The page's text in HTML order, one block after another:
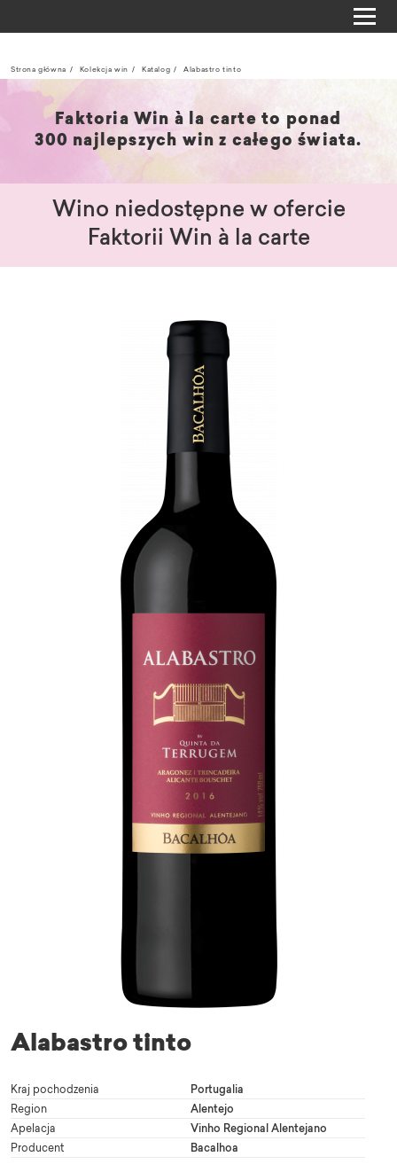
Strona główna Kolekcja win Katalog Alabastro tinto
Faktoria Win à la carte to ponad
300 najlepszych win z całego świata.
Wino niedostępne w ofercie
Faktorii Win à la carte
Alabastro tinto
Kraj pochodzenia
Portugalia
Region
Alentejo
Apelacja
Vinho Regional Alentejano
Producent
Bacalhoa